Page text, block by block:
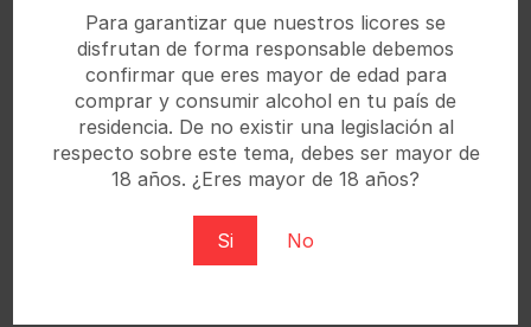
Para garantizar que nuestros licores se
disfrutan de forma responsable debemos
confirmar que eres mayor de edad para
comprar y consumir alcohol en tu país de
residencia. De no existir una legislación al
respecto sobre este tema, debes ser mayor de
18 años. ¿Eres mayor de 18 años?
Si No